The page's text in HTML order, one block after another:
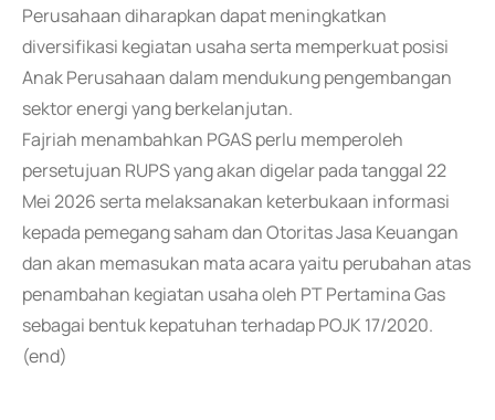
Perusahaan diharapkan dapat meningkatkan
diversifikasi kegiatan usaha serta memperkuat posisi
Anak Perusahaan dalam mendukung pengembangan
sektor energi yang berkelanjutan.
Fajriah menambahkan PGAS perlu memperoleh
persetujuan RUPS yang akan digelar pada tanggal 22
Mei 2026 serta melaksanakan keterbukaan informasi
kepada pemegang saham dan Otoritas Jasa Keuangan
dan akan memasukan mata acara yaitu perubahan atas
penambahan kegiatan usaha oleh PT Pertamina Gas
sebagai bentuk kepatuhan terhadap POJK 17/2020.
(end)